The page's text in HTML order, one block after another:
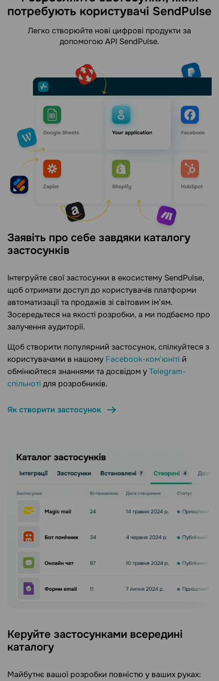
потребують користувачі SendPulse
Легко створюйте нові цифрові продукти за
допомогою API SendPulse.
Заявіть про себе завдяки каталогу
застосунків
Інтегруйте свої застосунки в екосистему SendPulse,
щоб отримати доступ до користувачів платформи
автоматизації та продажів зі світовим імʼям.
Зосередьтеся на якості розробки, а ми подбаємо про
залучення аудиторії.
Щоб створити популярний застосунок, спілкуйтеся з
користувачами в нашому Facebook-комʼюніті й
обмінюйтеся знаннями та досвідом уTelegram-
спільноті для розробників.
Як створити застосунок
Керуйте застосунками всередині
каталогу
Майбутнє вашої розробки повністю у ваших руках: